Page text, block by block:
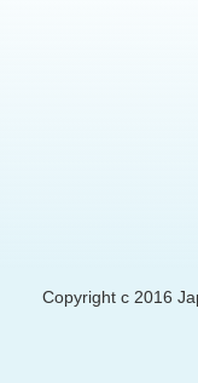
Copyright c 2016